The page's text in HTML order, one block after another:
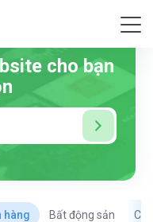
cho bạn
hàng Bất động sản